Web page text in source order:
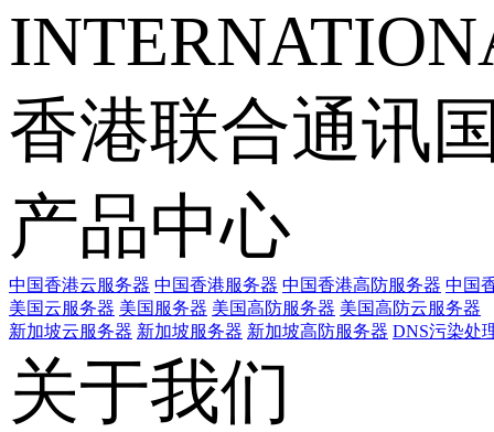
香港联合通讯
产品中心
中国香港云服务器 中国香港服务器 中国香港高防服务器 中国
美国云服务器 美国服务器 美国高防服务器 美国高防云服务器
新加坡云服务器 新加坡服务器 新加坡高防服务器 DNS污染处
关于我们